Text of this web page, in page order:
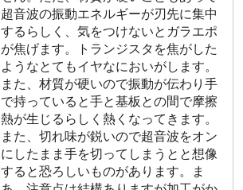
超音波の振動エネルギーが刃先に集中
するらしく、気をつけないとガラエポ
が焦げます。トランジスタを焦がした
ようなとてもイヤなにおいがします。
また、材質が硬いので振動が伝わり手
で持っていると手と基板との間で摩擦
熱が生じるらしく熱くなってきます。
また、切れ味が鋭いので超音波をオン
にしたまま手を切ってしまうとと想像
すると恐ろしいものがあります。ま